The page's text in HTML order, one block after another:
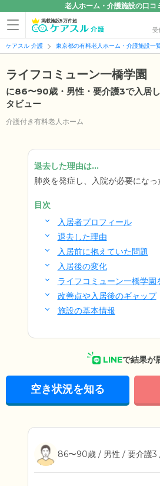
老人ホーム・介護施設の口コ
掲載施設5万件超
受
ケアスル 介護 東京都の有料老人ホーム・介護施設一
ライフコミューン一橋学園
に86〜90歳・男性・要介護3で入居
タビュー
介護付き有料老人ホーム
退去した理由は...
肺炎を発症し、入院が必要になっ
目次
入居者プロフィール
退去した理由
入居前に抱えていた問題
入居後の変化
ライフコミューン一橋学園
改善点や入居後のギャップ
施設の基本情報
LINEで結果が
空き状況を知る
86〜90歳 / 男性 / 要介護3